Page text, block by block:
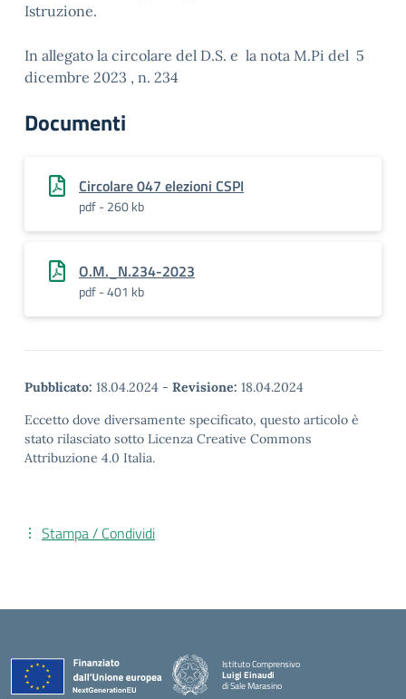
Istruzione.
In allegato la circolare del D.S. e la nota M.Pi del 5
dicembre 2023 , n. 234
Documenti
Circolare 047 elezioni CSPI
pdf - 260 kb
O.M._N.234-2023
pdf - 401 kb
Pubblicato: 18.04.2024 - Revisione: 18.04.2024
Eccetto dove diversamente specificato, questo articolo è
stato rilasciato sotto Licenza Creative Commons
Attribuzione 4.0 Italia.
Stampa / Condividi
Istituto Comprensivo
Luigi Einaudi
di Sale Marasino